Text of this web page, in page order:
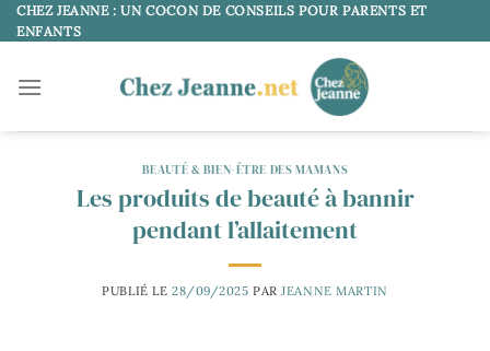
Passer
au
CHEZ JEANNE : UN COCON DE CONSEILS POUR PARENTS ET
ENFANTS
BEAUTÉ & BIEN-ÊTRE DES MAMANS
Les produits de beauté à bannir
pendant l’allaitement
PUBLIÉ LE 28/09/2025 PAR JEANNE MARTIN